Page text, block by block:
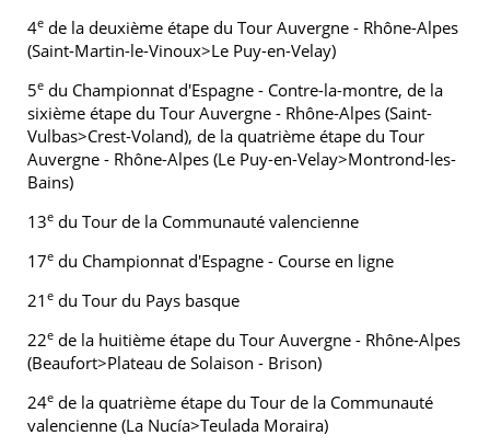
4e de la deuxième étape du Tour Auvergne - Rhône-Alpes
(Saint-Martin-le-Vinoux>Le Puy-en-Velay)
5e du Championnat d'Espagne - Contre-la-montre, de la
sixième étape du Tour Auvergne - Rhône-Alpes (Saint-
Vulbas>Crest-Voland), de la quatrième étape du Tour
Auvergne - Rhône-Alpes (Le Puy-en-Velay>Montrond-les-
Bains)
13e du Tour de la Communauté valencienne
17e du Championnat d'Espagne - Course en ligne
21 e du Tour du Pays basque
22e de la huitième étape du Tour Auvergne - Rhône-Alpes
(Beaufort>Plateau de Solaison - Brison)
24e de la quatrième étape du Tour de la Communauté
valencienne (La Nucía>Teulada Moraira)